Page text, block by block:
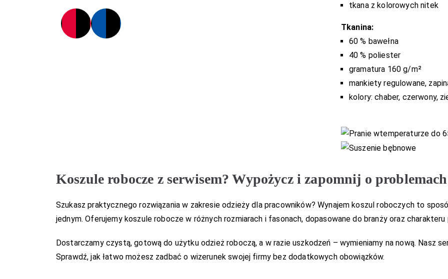
tkana z kolorowych nitek
Tkanina:
60 % bawełna
40 % poliester
gramatura 160 g/m²
mankiety regulowane,
kolory: chaber, czerwony,
Koszule robocze z serwisem? Wypożycz i zapomnij o
Szukasz praktycznego rozwiązania w zakresie odzieży dla pracowników? Wynajem koszul roboczych to
jednym. Oferujemy koszule robocze w różnych rozmiarach i fasonach, dopasowane do branży oraz charakteru
Dostarczamy czystą, gotową do użytku odzież roboczą, a w razie uszkodzeń – wymieniamy na nową. Nasz
Sprawdź, jak łatwo możesz zadbać o wizerunek swojej firmy bez dodatkowych obowiązków.